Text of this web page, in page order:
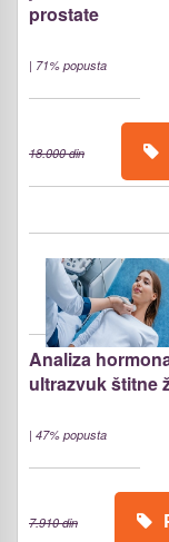
prostate
| 71% popusta
18.000 din
Analiza
ultrazvuk štitne
| 47% popusta
7.910 din